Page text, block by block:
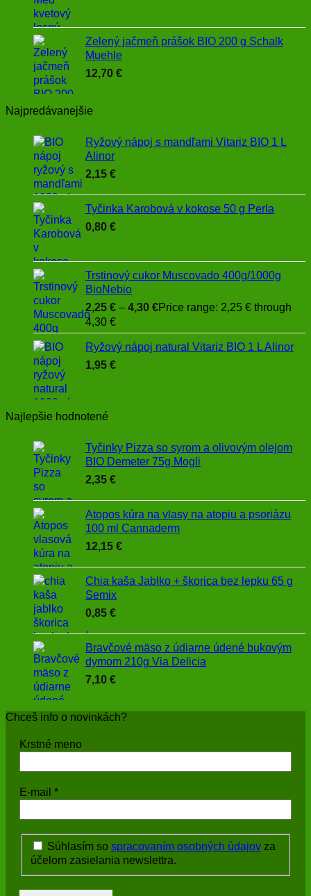
Zelený jačmeň prášok BIO 200 g Schalk
Muehle
12,70 €
Najpredávanejšie
Ryžový nápoj s mandľami Vitariz BIO 1 L
Alinor
2,15 €
Tyčinka Karobová v kokose 50 g Perla
0,80 €
Trstinový cukor Muscovado 400g/1000g
BioNebio
2,25 € – 4,30 €Price range: 2,25 € through
4,30 €
Ryžový nápoj natural Vitariz BIO 1 L Alinor
1,95 €
Najlepšie hodnotené
Tyčinky Pizza so syrom a olivovým olejom
BIO Demeter 75g Mogli
2,35 €
Atopos kúra na vlasy na atopiu a psoriázu
100 ml Cannaderm
12,15 €
Chia kaša Jablko + škorica bez lepku 65 g
Semix
0,85 €
Bravčové mäso z údiarne údené bukovým
dymom 210g Via Delicia
7,10 €
Chceš info o novinkách?
Krstné meno
E-mail *
Súhlasím so spracovaním osobných údajov za
účelom zasielania newslettra.